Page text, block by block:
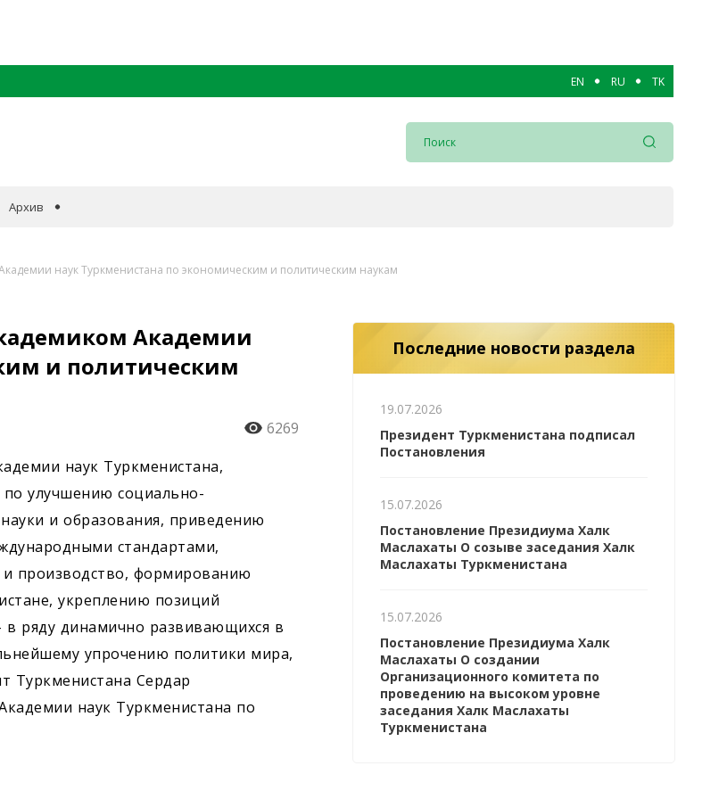
EN RU TK
Архив
наук Туркменистана по экономическим и политическим наукам
Академии
и политическим
6269
наук Туркменистана,
улучшению социально-
и образования, приведению
стандартами,
производство, формированию
укреплению позиций
в ряду динамично развивающихся в
упрочению политики мира,
Туркменистана Сердар
наук Туркменистана по
Последние новости раздела
19.07.2026
Президент Туркменистана подписал
Постановления
15.07.2026
Постановление Президиума Халк
Маслахаты О созыве заседания Халк
Маслахаты Туркменистана
15.07.2026
Постановление Президиума Халк
Маслахаты О создании
Организационного комитета по
проведению на высоком уровне
заседания Халк Маслахаты
Туркменистана